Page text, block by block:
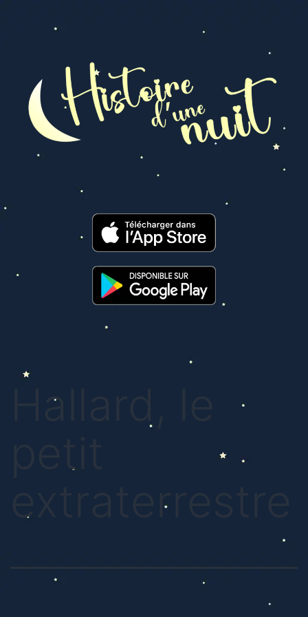
Hallard, le
petit
extraterrestre